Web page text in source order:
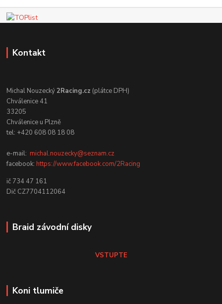
Kontakt
Michal Nouzecký2Racing.cz (plátce DPH)
Chválenice 41
33205
Chválenice u Plzně
tel: +420 608 08 18 08
e-mail:michal.nouzecky@seznam.cz
facebook:https://www.facebook.com/2Racing
ič 734 47 161
Dič CZ7704112064
Braid závodní disky
VSTUPTE
Koni tlumiče